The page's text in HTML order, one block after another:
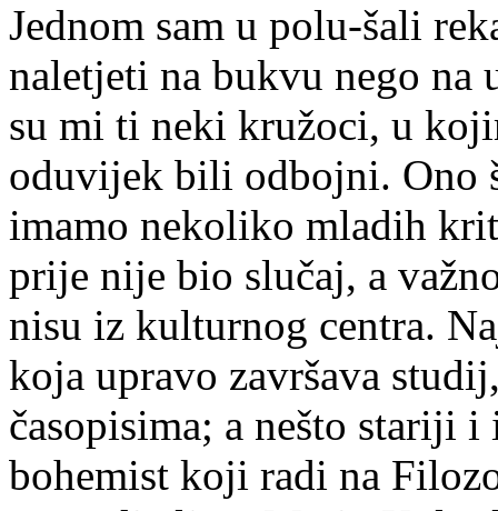
Jednom sam u polu-šali
naletjeti na bukvu nego na
su mi ti neki kružoci, u
oduvijek bili odbojni. Ono
imamo nekoliko mladih
prije nije bio slučaj, a
nisu iz kulturnog centra.
koja upravo završava
časopisima; a nešto stariji
bohemist koji radi na